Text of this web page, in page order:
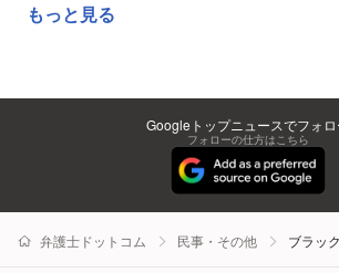
もっと見る
Googleトップニュースでフォロ
フォローの仕方はこちら
弁護士ドットコム 民事・その他 ブラッ